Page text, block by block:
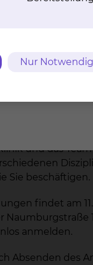
15,
und das
Sie beschäftigen.
findet am
anmelden.
Absenden des
Nur